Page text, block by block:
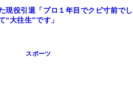
現役引退「プロ１年目でクビ寸前でし
“大往生”です」
スポーツ